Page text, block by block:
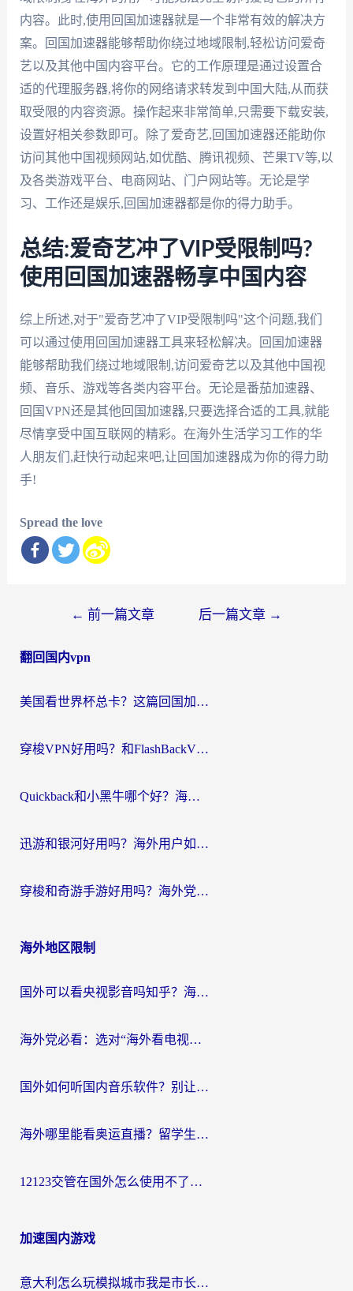
内容。此时,使用回国加速器就是一个非常有效的解决方
案。回国加速器能够帮助你绕过地域限制,轻松访问爱奇
艺以及其他中国内容平台。它的工作原理是通过设置合
适的代理服务器,将你的网络请求转发到中国大陆,从而获
取受限的内容资源。操作起来非常简单,只需要下载安装,
设置好相关参数即可。除了爱奇艺,回国加速器还能助你
访问其他中国视频网站,如优酷、腾讯视频、芒果TV等,以
及各类游戏平台、电商网站、门户网站等。无论是学
习、工作还是娱乐,回国加速器都是你的得力助手。
总结:爱奇艺冲了VIP受限制吗?
使用回国加速器畅享中国内容
综上所述,对于"爱奇艺冲了VIP受限制吗"这个问题,我们
可以通过使用回国加速器工具来轻松解决。回国加速器
能够帮助我们绕过地域限制,访问爱奇艺以及其他中国视
频、音乐、游戏等各类内容平台。无论是番茄加速器、
回国VPN还是其他回国加速器,只要选择合适的工具,就能
尽情享受中国互联网的精彩。在海外生活学习工作的华
人朋友们,赶快行动起来吧,让回国加速器成为你的得力助
手!
Spread the love
导
← 前一篇文章 后一篇文章 →
翻回国内vpn
美国看世界杯总卡？这篇回国加速器指南帮你无缝刷国内资源（附苹果手机VPN设置步骤）
穿梭VPN好用吗？和FlashBackVPN对比哪个回国效果更好？
Quickback和小黑牛哪个好？海外党亲测指南，选对回国加速器秒回国内
迅游和银河好用吗？海外用户如何选择回国加速器实现无缝访问国内资源
穿梭和奇游手游好用吗？海外党亲测3款回国加速器，附蜜蜂加速器七天试用攻略
海外地区限制
国外可以看央视影音吗知乎？海外党亲测有效的回国加速方案
海外党必看：选对“海外看电视剧软件”，再也不用愁国内剧刷不了
国外如何听国内音乐软件？别让地域限制，断了你的中文歌单
海外哪里能看奥运直播？留学生&海外华人必看的体育赛事观赛终极指南
12123交管在国外怎么使用不了？海外华人必看的无缝访问国内资源指南
加速国内游戏
意大利怎么玩模拟城市我是市长？海外党国服游戏加速终极攻略（附三国3量子特攻解决办法）